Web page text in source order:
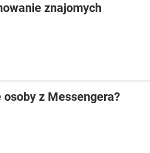
znajomych
z Messengera?